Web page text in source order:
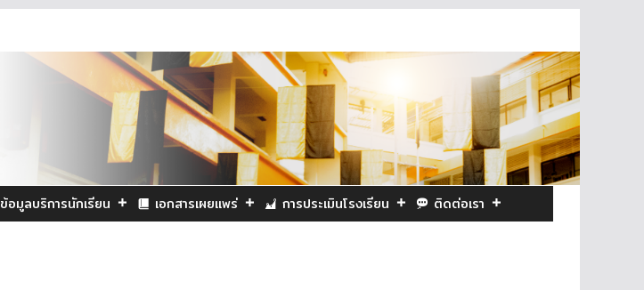
ข้อมูลบริการนักเรียน เอกสารเผยแพร่ การประเมินโรงเรียน ติดต่อเรา